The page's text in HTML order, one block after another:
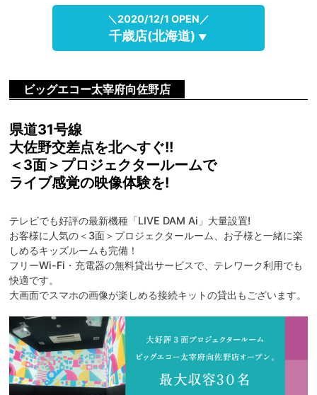
＼2020/12/1 OPEN／
千歳店(北海道) ▼
ビッグエコー太宰府向佐野店
県道31号線
大佐野交差点を北へすぐ!!
＜3面＞プロジェクタールームで
ライブ感覚の映像体験を!
テレビでも好評の最新機種「LIVE DAM Ai」大量設置!
お客様に人気の＜3面＞プロジェクタールーム、お子様と一緒に楽
しめるキッズルームも完備！
フリーWi-Fi・充電器の無料貸出サービスで、テレワーク利用でも
快適です。
大画面でスマホの画像が楽しめる接続キットの貸出もございます。